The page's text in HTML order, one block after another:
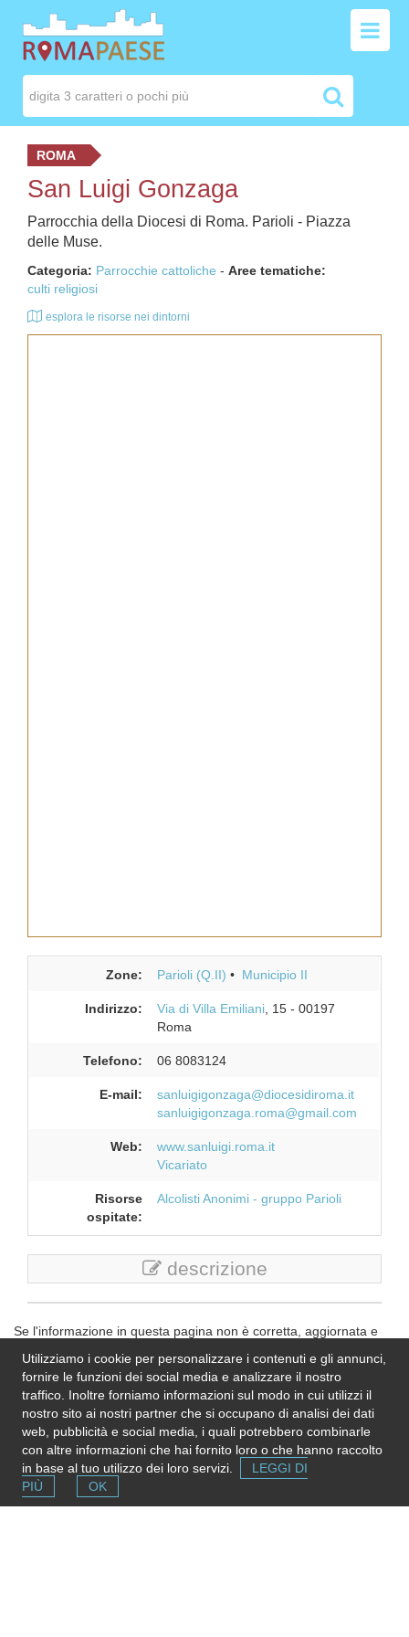
ROMA
San Luigi Gonzaga
Parrocchia della Diocesi di Roma. Parioli - Piazza
delle Muse.
Categoria: Parrocchie cattoliche - Aree tematiche:
culti religiosi
esplora le risorse nei dintorni
Zone: Parioli (Q.II) Municipio II
Indirizzo: Via di Villa Emiliani , 15 - 00197
Roma
Telefono: 06 8083124
E-mail:
sanluigigonzaga@diocesidiroma.it
sanluigigonzaga.roma@gmail.com
Web:
www.sanluigi.roma.it
Vicariato
Risorse
ospitate:
Alcolisti Anonimi - gruppo Parioli
descrizione
Se l'informazione in questa pagina non è corretta, aggiornata e
Please note: We do not represent the above organization/service:
send any inquiry or complaint directly to it. Please do not send us
CVs or applications!
Utilizziamo i cookie per personalizzare i contenuti e gli annunci,
fornire le funzioni dei social media e analizzare il nostro
traffico. Inoltre forniamo informazioni sul modo in cui utilizzi il
nostro sito ai nostri partner che si occupano di analisi dei dati
web, pubblicità e social media, i quali potrebbero combinarle
con altre informazioni che hai fornito loro o che hanno raccolto
in base al tuo utilizzo dei loro servizi.
LEGGI DI
PIÙ
OK